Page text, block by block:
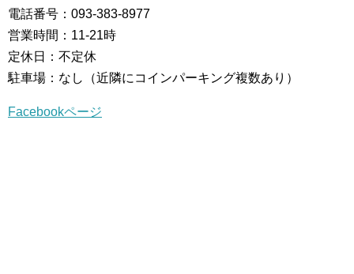
電話番号：093-383-8977
営業時間：11-21時
定休日：不定休
駐車場：なし（近隣にコインパーキング複数あり）
Facebookページ